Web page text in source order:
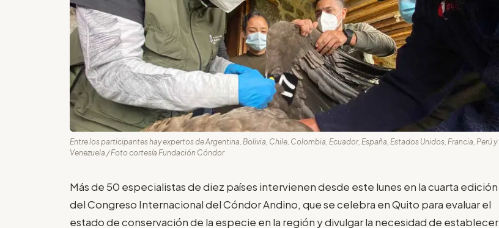
Entre los participantes hay expertos de Argentina, Bolivia, Chile, Colombia, Ecuador, España, Estados Unidos, Francia, Perú y
Venezuela / Foto cortesía Fundación Cóndor
Más de 50 especialistas de diez países intervienen desde este lunes en la cuarta edición
del Congreso Internacional del Cóndor Andino, que se celebra en Quito para evaluar el
estado de conservación de la especie en la región y divulgar la necesidad de establecer